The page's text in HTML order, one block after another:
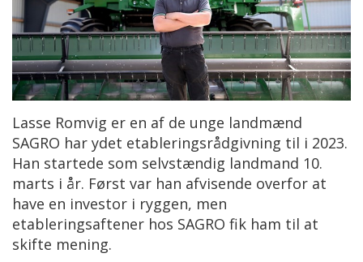
Lasse Romvig er en af de unge landmænd
SAGRO har ydet etableringsrådgivning til i 2023.
Han startede som selvstændig landmand 10.
marts i år. Først var han afvisende overfor at
have en investor i ryggen, men
etableringsaftener hos SAGRO fik ham til at
skifte mening.